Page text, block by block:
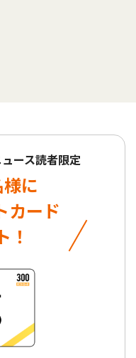
ース読者限定
に
カード
！